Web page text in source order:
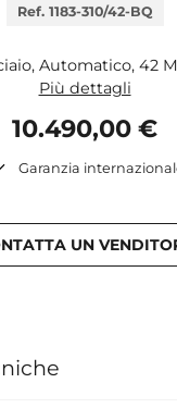
Ref. 1183-310/42-BQ
Automatico, 42
Più dettagli
10.490,00 €
Garanzia
UN